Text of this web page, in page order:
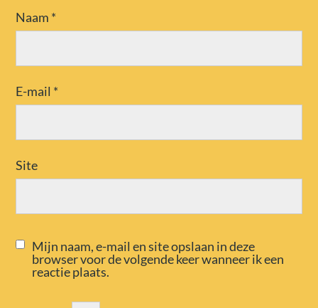
Naam *
E-mail *
Site
Mijn naam, e-mail en site opslaan in deze
browser voor de volgende keer wanneer ik een
reactie plaats.